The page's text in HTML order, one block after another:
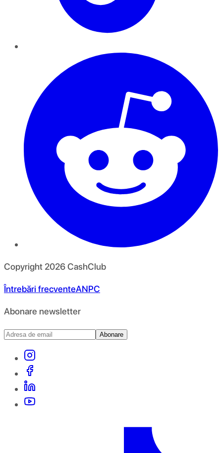
Copyright 2026CashClub
Întrebări frecventeANPC
Abonare newsletter
Abonare